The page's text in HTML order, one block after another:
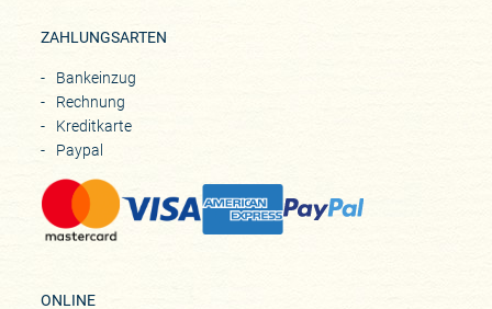
ZAHLUNGSARTEN
Bankeinzug
Rechnung
Kreditkarte
Paypal
ONLINE